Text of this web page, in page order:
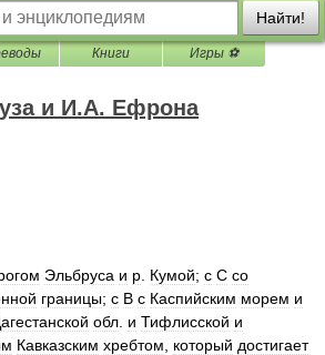
Найти!
Книги Игры ⚽
и И.А. Ефрона
Эльбруса и р Кумой; с С со
границы; с В с Каспийским морем и
обл и Тифлисской и
Кавказским хребтом который достигает